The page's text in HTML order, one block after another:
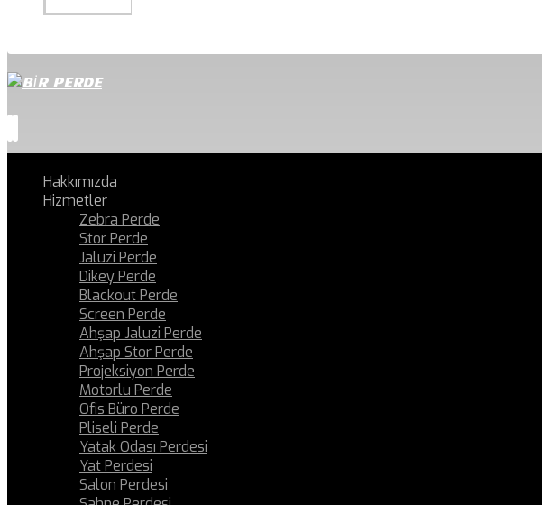
Hakkımızda
Hizmetler
Zebra Perde
Stor Perde
Jaluzi Perde
Dikey Perde
Blackout Perde
Screen Perde
Ahşap Jaluzi Perde
Ahşap Stor Perde
Projeksiyon Perde
Motorlu Perde
Ofis Büro Perde
Pliseli Perde
Yatak Odası Perdesi
Yat Perdesi
Salon Perdesi